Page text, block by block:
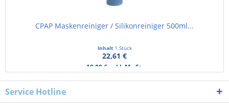
CPAP Maskenreiniger / Silikonreiniger 500ml...
Inhalt 1 Stück
22,61 €
19,00 € exkl. MwSt.
Service Hotline